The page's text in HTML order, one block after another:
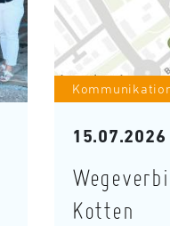
15.07.2026
Kotten